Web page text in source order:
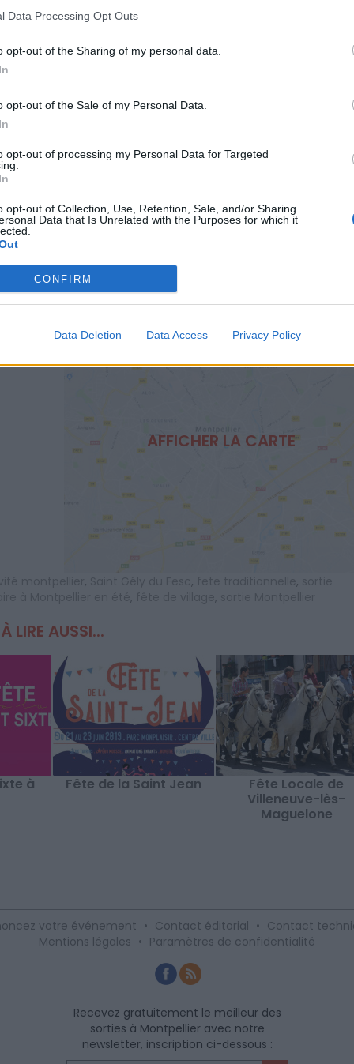
Data Processing Opt Outs
opt-out of the Sharing of my personal data.
opt-out of the Sale of my Personal Data.
opt-out of processing my Personal Data for Targeted
opt-out of Collection, Use, Retention, Sale, and/or Sharing
Data that Is Unrelated with the Purposes for which it
CONFIRM
Data Deletion Data Access Privacy Policy
pendant les 4 jours, pour offrir aux visiteurs des
noirs de Camargue, nerveux et puissants.
des bandes
fanfareset penas
de nombreuses animations ludiques pour les
à poney, spectacle pour enfants etfête foraine
desDJsur la scène de la Grand Rue et
de danse de l'espace Georges Brassens.
AFFICHER LA CARTE
, , ,
, ,
À LIRE AUSSI...
à
Fête de la Saint Jean
Fête Locale de
Villeneuve-lès-
Maguelone
votre événement • Contact éditorial • Contact
Mentions légales • Paramètres de confidentialité
Recevez gratuitement le meilleur des
sorties à Montpellier avec notre
newsletter, inscription ci-dessous :